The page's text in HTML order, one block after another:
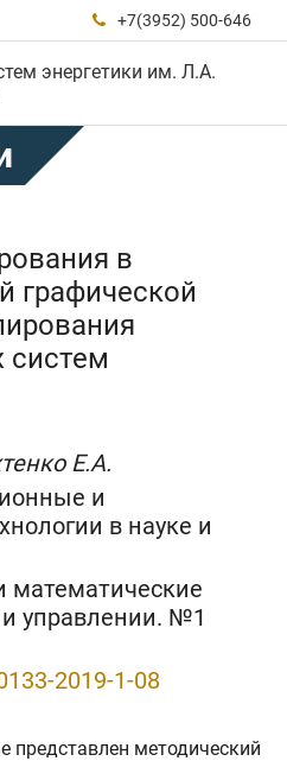
 +7(3952) 500-646
энергетики им. Л.А.
в
графической
систем
Е.А.
и
в науке и
и управлении. №1
2019-1-08
представлен методический